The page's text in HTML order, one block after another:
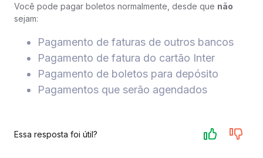
Você pode pagar boletos normalmente, desde que não
sejam:
Pagamento de faturas de outros bancos
Pagamento de fatura do cartão Inter
Pagamento de boletos para depósito
Pagamentos que serão agendados
Essa resposta foi útil?